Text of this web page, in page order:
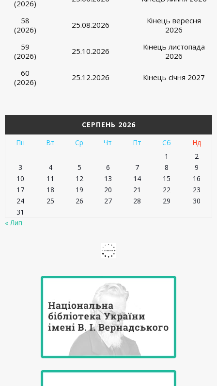
(2026)
58
(2026)
25.08.2026
Кінець вересня
2026
59
(2026)
25.10.2026
Кінець листопада
2026
60
(2026)
25.12.2026 Кінець січня 2027
СЕРПЕНЬ 2026
Пн
Вт Ср Чт Пт Сб
Нд
1
2
3
4 5 6 7 8
9
10
11 12 13 14 15
16
17
18 19 20 21 22
23
24
25 26 27 28 29
30
31
« Лип